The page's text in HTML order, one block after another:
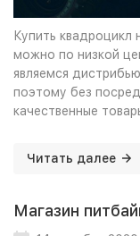
Купить квадроцикл
можно по низкой
являемся
поэтому без
качественные
Читать далее
Магазин